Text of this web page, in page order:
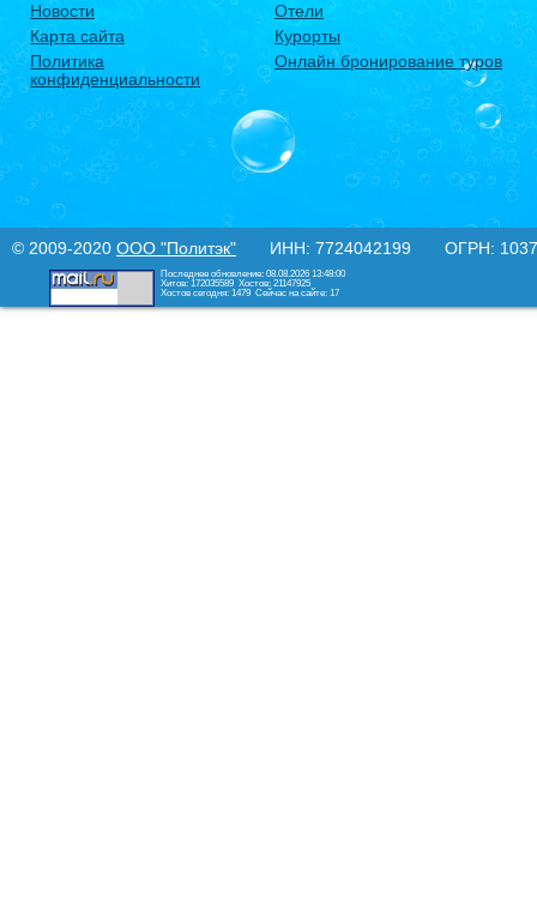
Новости
Карта сайта
Политика
конфиденциальности
Отели
Курорты
Онлайн бронирование туров
© 2009-2020 ООО "Политэк" ИНН: 7724042199 ОГРН:
Последнее обновление: 08.08.2026 13:48:00
Хитов: 172035589 Хостов: 21147925
Хостов сегодня: 1479 Сейчас на сайте: 17